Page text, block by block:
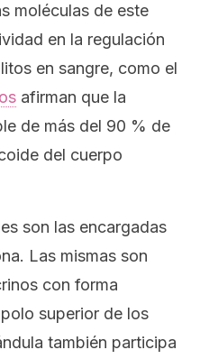
moléculas de este
en la regulación
en sangre, como el
afirman que la
de más del 90 % de
del cuerpo
son las encargadas
Las mismas son
con forma
superior de los
también participa